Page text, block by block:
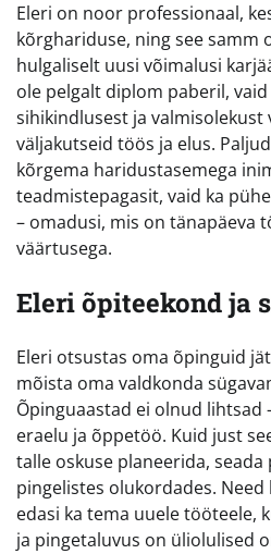
Eleri on noor professionaal,
kõrghariduse, ning see samm
hulgaliselt uusi võimalusi
ole pelgalt diplom paberil,
sihikindlusest ja
väljakutseid töös ja elus.
kõrgema haridustasemega
teadmistepagasit, vaid ka
– omadusi, mis on tänapäeva
väärtusega.
Eleri õpiteekond ja
Eleri otsustas oma õpinguid
mõista oma valdkonda
Õpinguaastad ei olnud lihtsad
eraelu ja õppetöö. Kuid just
talle oskuse planeerida,
pingelistes olukordades.
edasi ka tema uuele tööteele,
ja pingetaluvus on üliolulised